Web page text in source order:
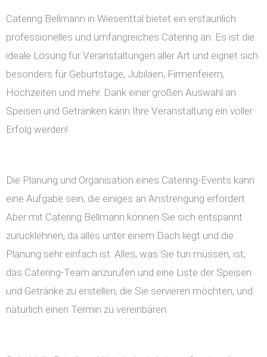
Catering Bellmann in Wiesenttal bietet ein erstaunlich
professionelles und umfangreiches Catering an. Es ist die
ideale Lösung für Veranstaltungen aller Art und eignet sich
besonders für Geburtstage, Jubiläen, Firmenfeiern,
Hochzeiten und mehr. Dank einer großen Auswahl an
Speisen und Getränken kann Ihre Veranstaltung ein voller
Erfolg werden!
Die Planung und Organisation eines Catering-Events kann
eine Aufgabe sein, die einiges an Anstrengung erfordert.
Aber mit Catering Bellmann können Sie sich entspannt
zurücklehnen, da alles unter einem Dach liegt und die
Planung sehr einfach ist. Alles, was Sie tun müssen, ist,
das Catering-Team anzurufen und eine Liste der Speisen
und Getränke zu erstellen, die Sie servieren möchten, und
natürlich einen Termin zu vereinbaren.